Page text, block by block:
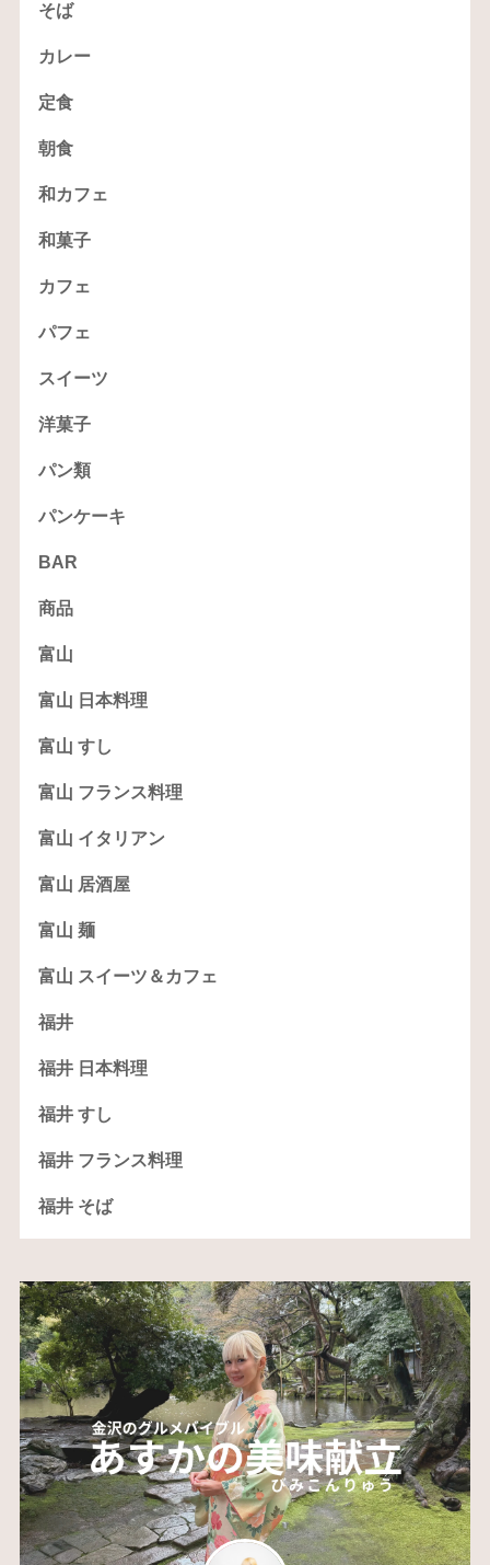
そば
カレー
定食
朝食
和カフェ
和菓子
カフェ
パフェ
スイーツ
洋菓子
パン類
パンケーキ
BAR
商品
富山
富山 日本料理
富山 すし
富山 フランス料理
富山 イタリアン
富山 居酒屋
富山 麺
富山 スイーツ＆カフェ
福井
福井 日本料理
福井 すし
福井 フランス料理
福井 そば